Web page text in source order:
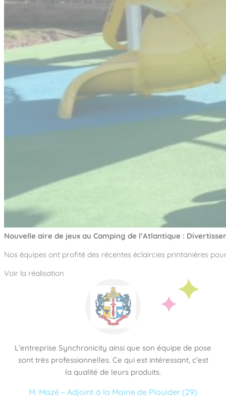
Nouvelle aire de jeux au Camping de l’Atlantique :
Nos équipes ont profité des récentes éclaircies printanières
Voir la réalisation
L’entreprise Synchronicity ainsi que son équipe de pose
sont très professionnelles. Ce qui est intéressant, c’est
la qualité de leurs produits.
M. Mazé – Adjoint à la Mairie de Plouider (29)